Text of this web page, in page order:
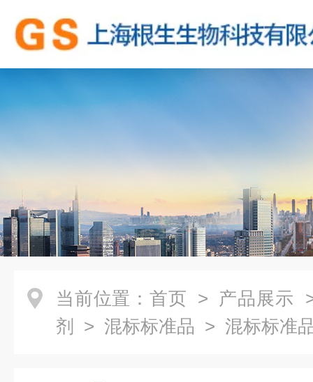
当前位置： 首页 > 产品展示
剂
> 混标标准品 > 混标标准